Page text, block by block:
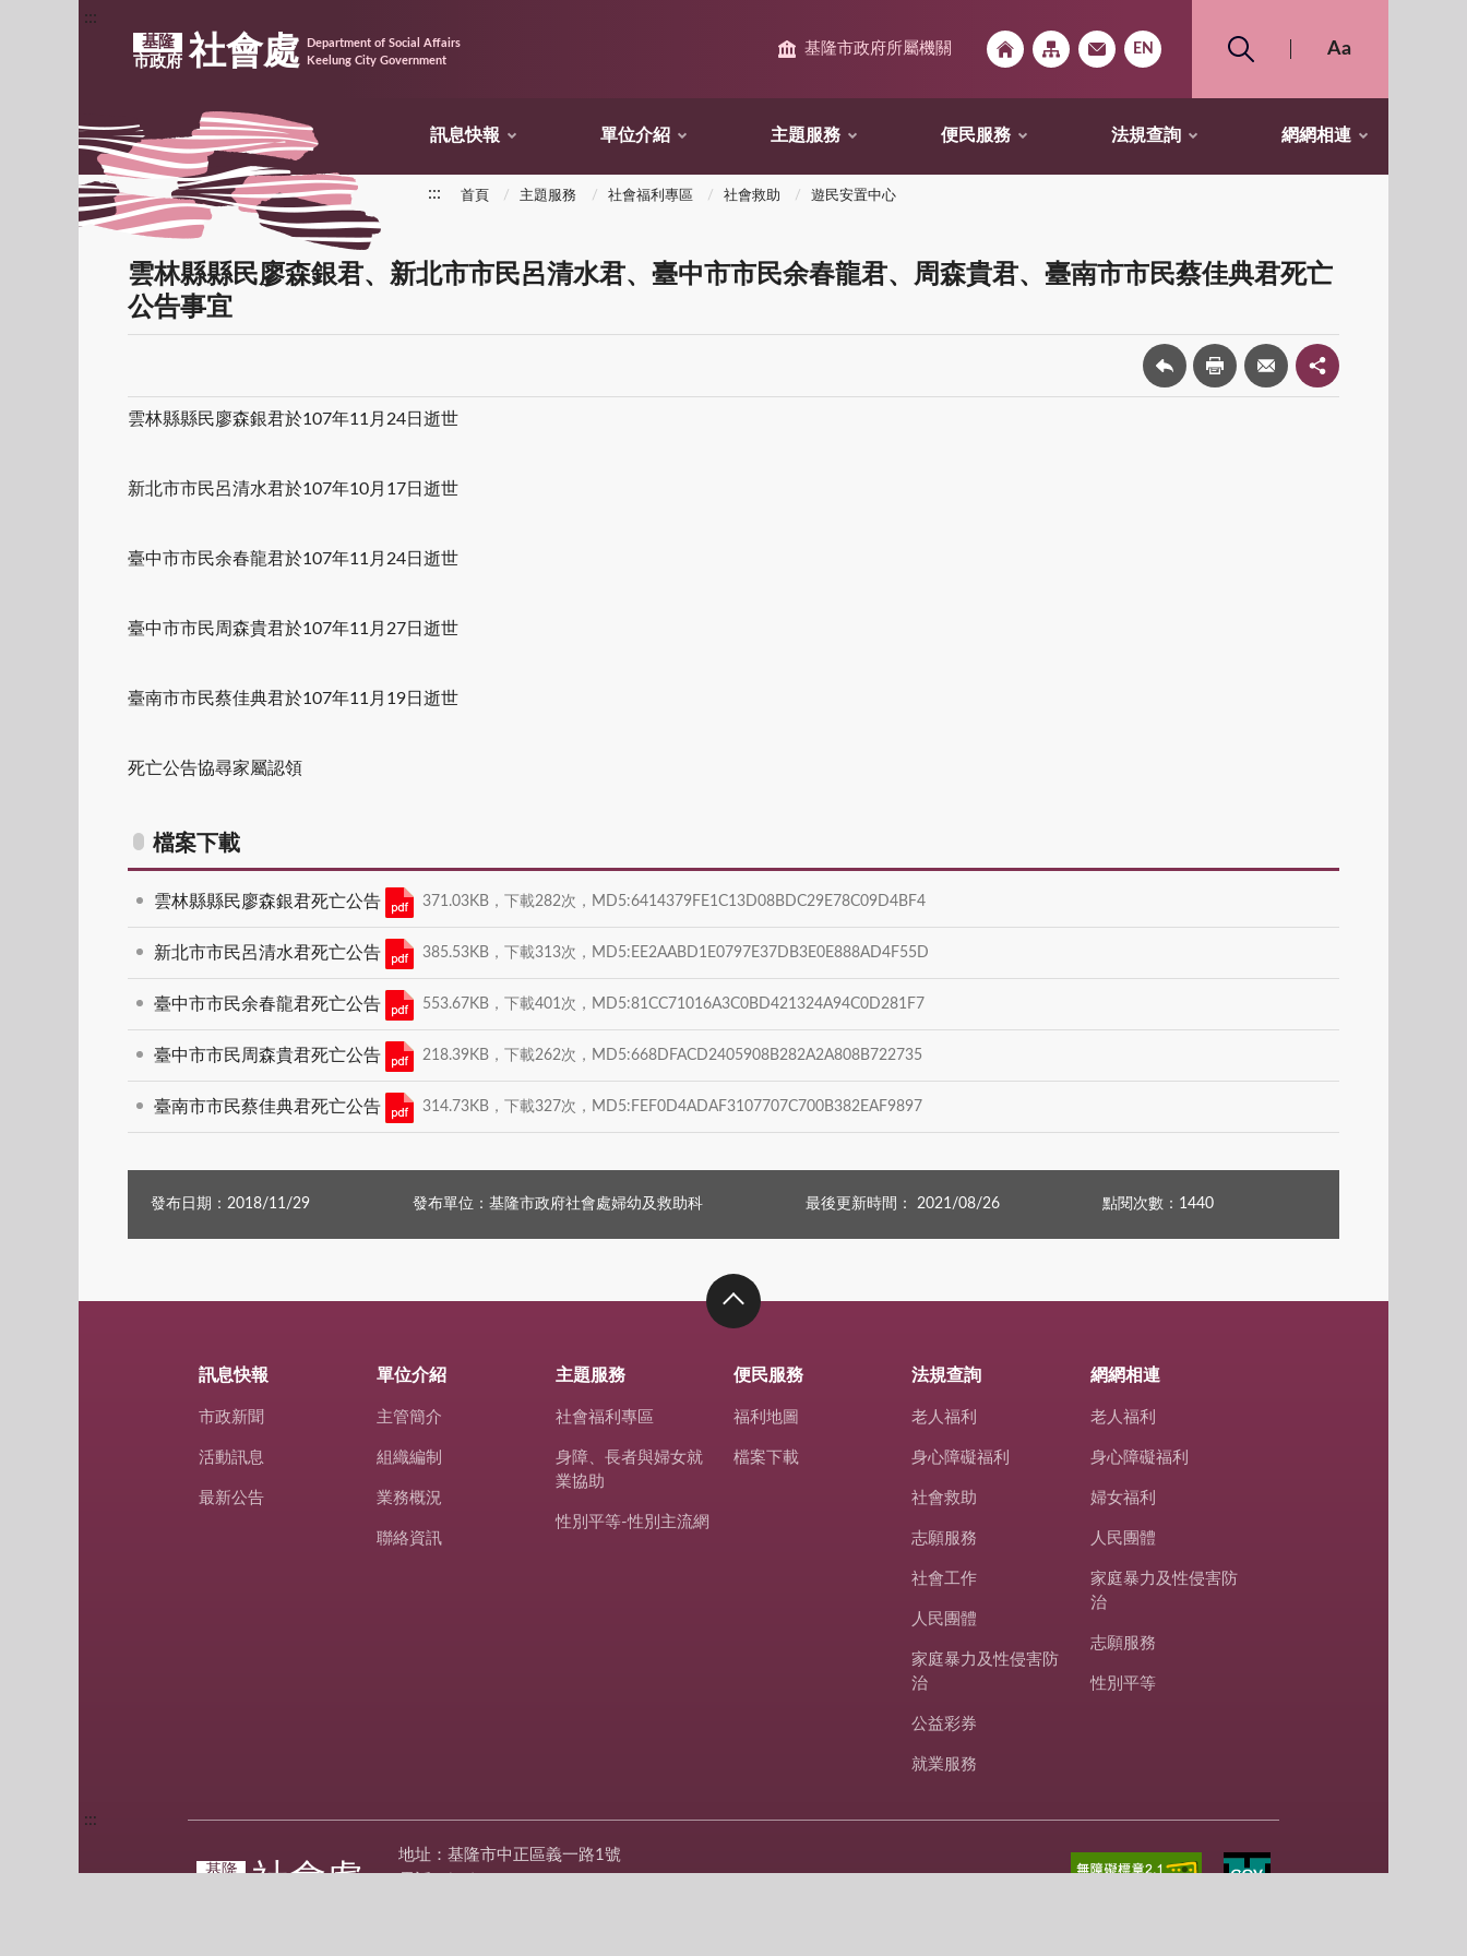
:::
基隆
市政府 社會處
Department of Social Affairs
Keelung City Government
基隆市政府所屬機關
訊息快報 單位介紹 主題服務 便民服務 法規查詢 網網相連
::: 首頁 主題服務 社會福利專區 社會救助 遊民安置中心
雲林縣縣民廖森銀君、新北市市民呂清水君、臺中市市民余春龍君、周森貴君、臺南市市民蔡佳典君死亡
公告事宜
雲林縣縣民廖森銀君於107年11月24日逝世
新北市市民呂清水君於107年10月17日逝世
臺中市市民余春龍君於107年11月24日逝世
臺中市市民周森貴君於107年11月27日逝世
臺南市市民蔡佳典君於107年11月19日逝世
死亡公告協尋家屬認領
檔案下載
雲林縣縣民廖森銀君死亡公告 371.03KB，下載282次，MD5:6414379FE1C13D08BDC29E78C09D4BF4
新北市市民呂清水君死亡公告 385.53KB，下載313次，MD5:EE2AABD1E0797E37DB3E0E888AD4F55D
臺中市市民余春龍君死亡公告 553.67KB，下載401次，MD5:81CC71016A3C0BD421324A94C0D281F7
臺中市市民周森貴君死亡公告 218.39KB，下載262次，MD5:668DFACD2405908B282A2A808B722735
臺南市市民蔡佳典君死亡公告 314.73KB，下載327次，MD5:FEF0D4ADAF3107707C700B382EAF9897
發布日期：2018/11/29 發布單位：基隆市政府社會處婦幼及救助科 最後更新時間： 2021/08/26 點閱次數：1440
訊息快報
市政新聞
活動訊息
最新公告
單位介紹
主管簡介
組織編制
業務概況
聯絡資訊
主題服務
社會福利專區
身障、長者與婦女就
業協助
性別平等-性別主流網
便民服務
福利地圖
檔案下載
法規查詢
老人福利
身心障礙福利
社會救助
志願服務
社會工作
人民團體
家庭暴力及性侵害防
治
公益彩券
就業服務
網網相連
老人福利
身心障礙福利
婦女福利
人民團體
家庭暴力及性侵害防
治
志願服務
性別平等
:::
基隆
社會處
地址：基隆市中正區義一路1號